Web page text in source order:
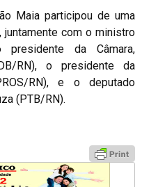
Maia participou de uma
com o ministro
presidente da Câmara,
RN), o presidente da
RN), e o deputado
(PTB/RN).